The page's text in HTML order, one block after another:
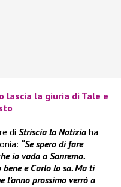
lascia la giuria di Tale e
di Striscia la Notizia ha
“Se spero di fare
io vada a Sanremo.
e Carlo lo sa. Ma ti
l’anno prossimo verrò a